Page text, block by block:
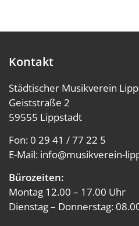
Kontakt
Städtischer Musikverein
Geiststraße 2
59555 Lippstadt
Fon: 0 29 41 / 77 22 5
E-Mail: info@musikverein-
Bürozeiten:
Montag 12.00 – 17.00 Uhr
Dienstag – Donnerstag: